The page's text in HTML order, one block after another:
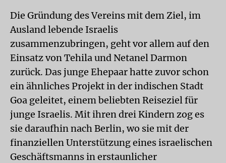
Die Gründung des Vereins mit dem Ziel, im
Ausland lebende Israelis
zusammenzubringen, geht vor allem auf den
Einsatz von Tehila und Netanel Darmon
zurück. Das junge Ehepaar hatte zuvor schon
ein ähnliches Projekt in der indischen Stadt
Goa geleitet, einem beliebten Reiseziel für
junge Israelis. Mit ihren drei Kindern zog es
sie daraufhin nach Berlin, wo sie mit der
finanziellen Unterstützung eines israelischen
Geschäftsmanns in erstaunlicher